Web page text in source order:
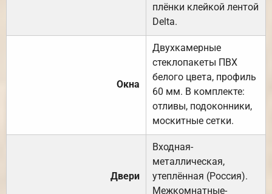
плёнки клейкой лентой
Delta.
Окна
Двухкамерные
стеклопакеты ПВХ
белого цвета, профиль
60 мм. В комплекте:
отливы, подоконники,
москитные сетки.
Двери
Входная-
металлическая,
утеплённая (Россия).
Межкомнатные-